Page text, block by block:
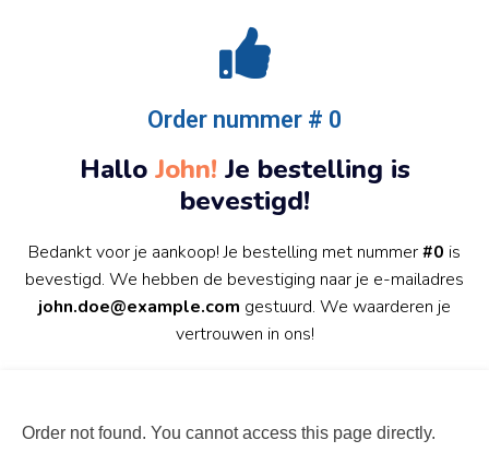
Order nummer # 0
Hallo John! Je bestelling is
bevestigd!
Bedankt voor je aankoop! Je bestelling met nummer#0 is
bevestigd. We hebben de bevestiging naar je e-mailadres
john.doe@example.com gestuurd. We waarderen je
vertrouwen in ons!
Order not found. You cannot access this page directly.